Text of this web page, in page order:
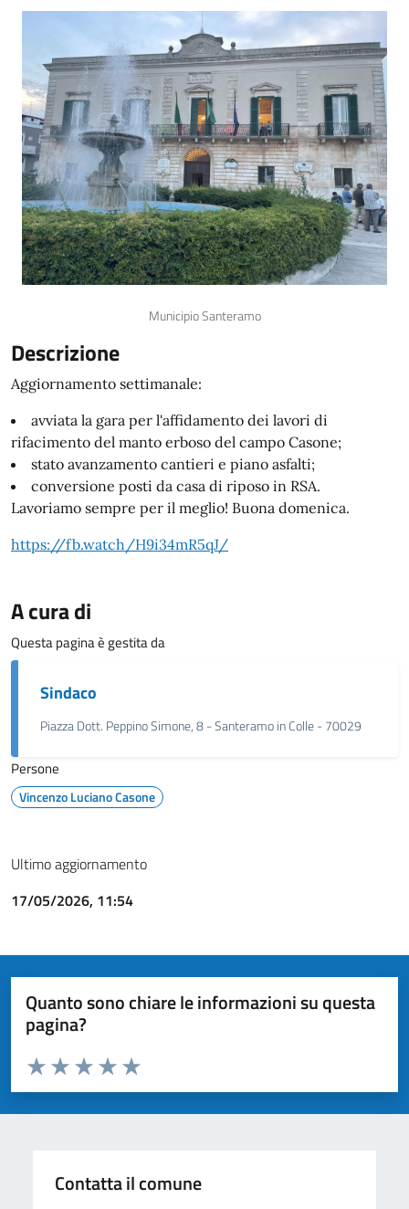
Municipio Santeramo
Descrizione
Aggiornamento settimanale:
avviata la gara per l'affidamento dei lavori di
rifacimento del manto erboso del campo Casone;
stato avanzamento cantieri e piano asfalti;
conversione posti da casa di riposo in RSA.
Lavoriamo sempre per il meglio! Buona domenica.
https://fb.watch/H9i34mR5qJ/
A cura di
Questa pagina è gestita da
Sindaco
Piazza Dott. Peppino Simone, 8 - Santeramo in Colle - 70029
Persone
Vincenzo Luciano Casone
Ultimo aggiornamento
17/05/2026, 11:54
Quanto sono chiare le informazioni su questa
pagina?
Valuta da 1 a 5 stelle la pagina
Valuta 5 stelle su 5
Valuta 4 stelle su 5
Valuta 3 stelle su 5
Valuta 2 stelle su 5
Valuta 1 stelle su 5
Contatta il comune